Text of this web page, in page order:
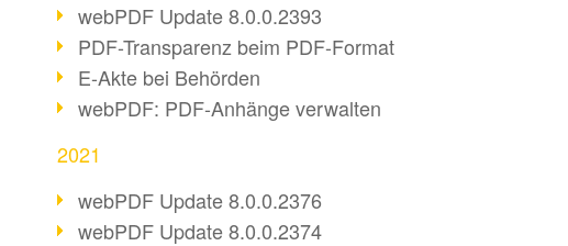
webPDF Update 8.0.0.2393
PDF-Transparenz beim PDF-Format
E-Akte bei Behörden
webPDF: PDF-Anhänge verwalten
2021
webPDF Update 8.0.0.2376
webPDF Update 8.0.0.2374